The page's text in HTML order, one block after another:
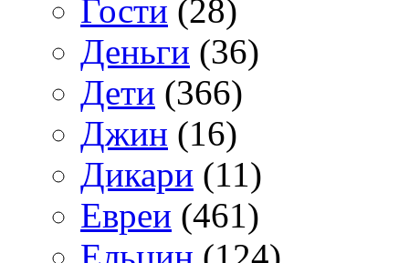
Гости (28)
Деньги (36)
Дети (366)
Джин (16)
Дикари (11)
Евреи (461)